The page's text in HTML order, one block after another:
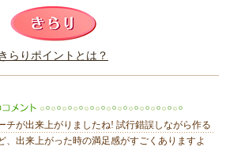
りましたか？
きらり
きらりポイントとは？
チが出来上がりましたね! 試行錯誤しながら作る
、出来上がった時の満足感がすごくありますよ